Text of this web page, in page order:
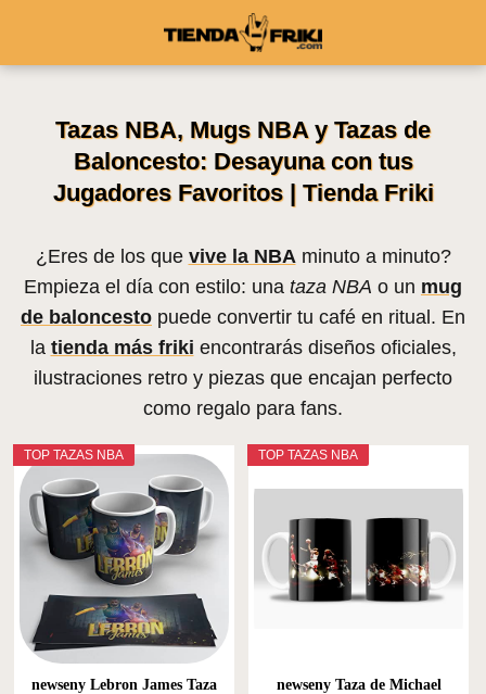
Tazas NBA, Mugs NBA y Tazas de
Baloncesto: Desayuna con tus
Jugadores Favoritos | Tienda Friki
¿Eres de los que vive la NBAminuto a minuto?
Empieza el día con estilo: una taza NBA o un mug
de baloncesto puede convertir tu café en ritual. En
la tienda más friki encontrarás diseños oficiales,
ilustraciones retro y piezas que encajan perfecto
como regalo para fans.
TOP TAZAS NBA
newseny Lebron James Taza
TOP TAZAS NBA
newseny Taza de Michael